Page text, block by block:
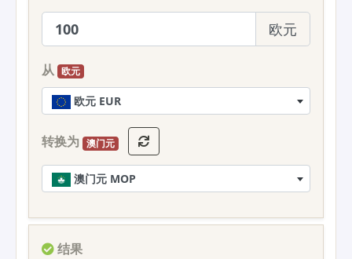
欧元
从 欧元
欧元 EUR
转换为 澳门元
澳门元 MOP
结果